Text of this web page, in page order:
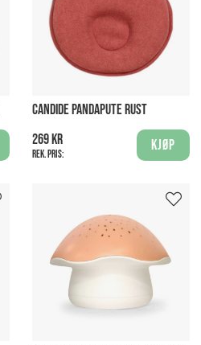
CANDIDE PANDAPUTE RUST
269 kr
Rek. pris:
Kjøp